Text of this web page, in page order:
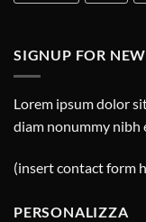
SIGNUP FOR
Lorem ipsum dolor
diam nonummy
(insert contact form
PERSONALIZZA